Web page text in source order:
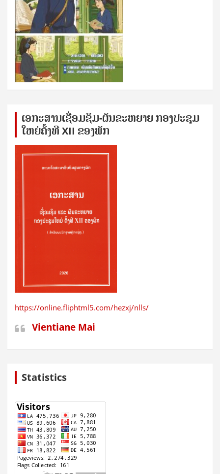
ເອກ​ະ​ສານ​ເຊ​ື່ອມ​ຊ​ຶມ-ຜັນ​ຂະ​ຫ​ຍາຍ ກອງ​ປະ​ຊຸມ​
ໃຫຍ່​ຄັ້ງ​ທີ XII ຂອງ​ພັກ
https://online.fliphtml5.com/hezxj/nlls/
Vientiane Mai
Statistics